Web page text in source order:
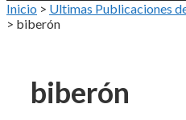
Inicio > Ultimas Publicaciones
> biberón
biberón